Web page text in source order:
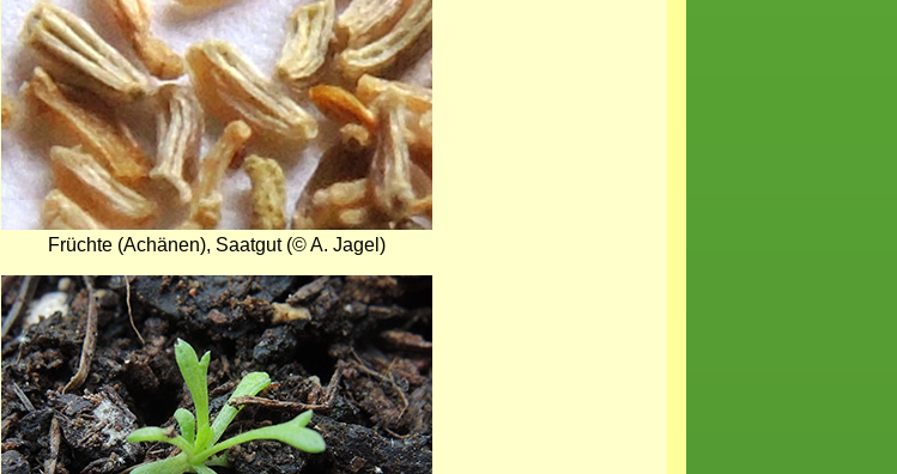
Früchte (Achänen), Saatgut (© A. Jagel)
Bild